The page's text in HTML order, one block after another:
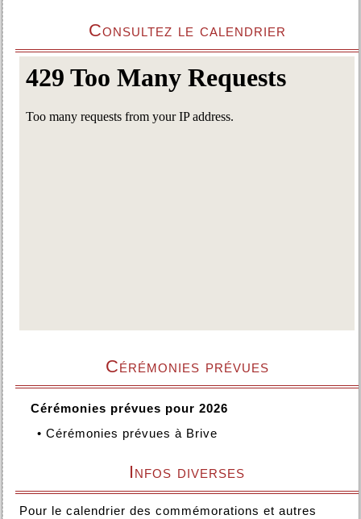
Consultez le calendrier
Cérémonies prévues
Cérémonies prévues pour 2026
• Cérémonies prévues à Brive
Infos diverses
Pour le calendrier des commémorations et autres